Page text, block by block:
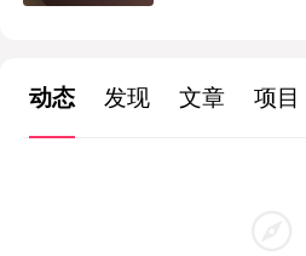
动态 发现 文章 项目